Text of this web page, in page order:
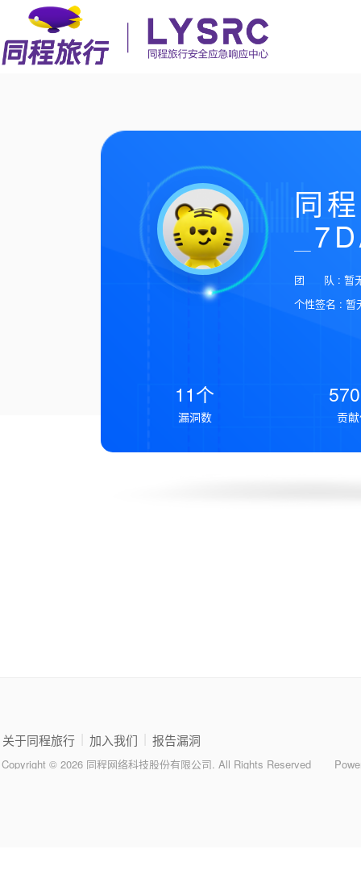
同
团 队 : 暂
个性签名 : 暂
11个
漏洞数 贡
关于同程旅行 加入我们 报告漏洞
Copyright © 2026 同程网络科技股份有限公司. All Rights Reserved